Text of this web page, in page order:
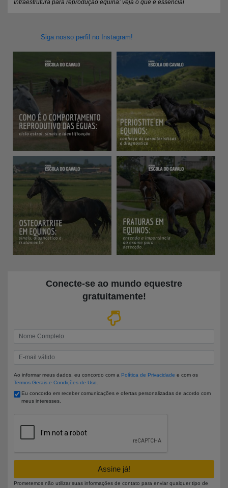
Infraestrutura para reprodução equina: veja o que é essencial
Siga nosso perfil no Instagram!
Conecte-se ao mundo equestre
gratuitamente!
Insira seu e-mail
Ao informar meus dados, eu concordo com a Política de Privacidade e com os
Termos Gerais e Condições de Uso
Eu concordo em receber comunicações e ofertas personalizadas de acordo com
meus interesses.
Assine já!
Prometemos não utilizar suas informações de contato para enviar qualquer tipo de